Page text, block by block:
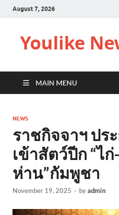
August 7, 2026
Youlike
MAIN MENU
NEWS
ราชกิจจาฯ ปร
เข้าสัตว์ปีก “ไก่
ห่าน”กัมพูชา
November 19, 2025 - byadmin